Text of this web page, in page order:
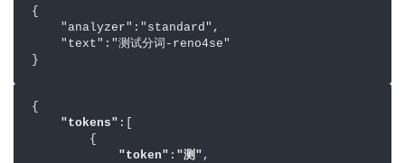
{
}
{
"tokens" :[
"token" : "测" ,